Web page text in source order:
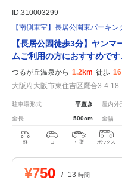
ID:310003299
【南側車室】長居公園東パーキン
【長居公園徒歩3分】ヤン
ムご利用の方におすすめです
つるが丘温泉から 1.2km 徒歩
大阪府大阪市東住吉区鷹合3-4-18
駐車場形式 平置き 屋内外
全長 500cm 全幅
軽 コ 中型 ボックス
¥750 / 13 時間